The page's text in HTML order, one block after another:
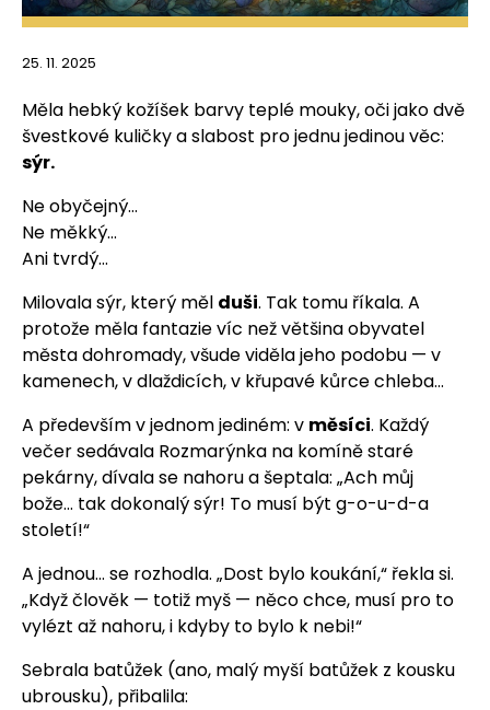
25. 11. 2025
Měla hebký kožíšek barvy teplé mouky, oči jako dvě
švestkové kuličky a slabost pro jednu jedinou věc:
sýr.
Ne obyčejný…
Ne měkký…
Ani tvrdý…
Milovala sýr, který měl duši. Tak tomu říkala. A
protože měla fantazie víc než většina obyvatel
města dohromady, všude viděla jeho podobu — v
kamenech, v dlaždicích, v křupavé kůrce chleba…
A především v jednom jediném: v měsíci. Každý
večer sedávala Rozmarýnka na komíně staré
pekárny, dívala se nahoru a šeptala: „Ach můj
bože… tak dokonalý sýr! To musí být g-o-u-d-a
století!“
A jednou… se rozhodla. „Dost bylo koukání,“ řekla si.
„Když člověk — totiž myš — něco chce, musí pro to
vylézt až nahoru, i kdyby to bylo k nebi!“
Sebrala batůžek (ano, malý myší batůžek z kousku
ubrousku), přibalila: